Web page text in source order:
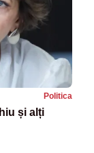
Politica
și alți